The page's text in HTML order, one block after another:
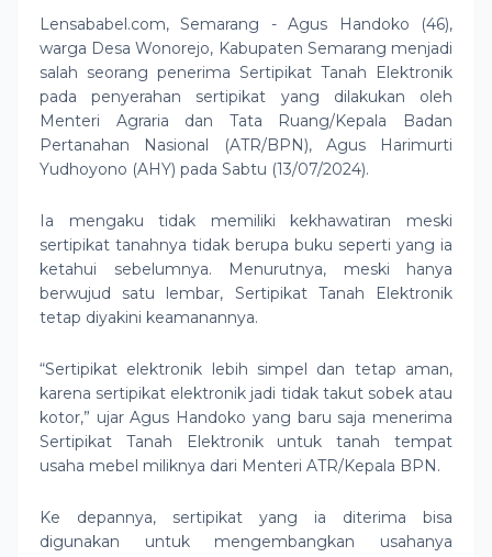
Lensababel.com, Semarang - Agus Handoko (46),
warga Desa Wonorejo, Kabupaten Semarang menjadi
salah seorang penerima Sertipikat Tanah Elektronik
pada penyerahan sertipikat yang dilakukan oleh
Menteri Agraria dan Tata Ruang/Kepala Badan
Pertanahan Nasional (ATR/BPN), Agus Harimurti
Yudhoyono (AHY) pada Sabtu (13/07/2024).
Ia mengaku tidak memiliki kekhawatiran meski
sertipikat tanahnya tidak berupa buku seperti yang ia
ketahui sebelumnya. Menurutnya, meski hanya
berwujud satu lembar, Sertipikat Tanah Elektronik
tetap diyakini keamanannya.
“Sertipikat elektronik lebih simpel dan tetap aman,
karena sertipikat elektronik jadi tidak takut sobek atau
kotor,” ujar Agus Handoko yang baru saja menerima
Sertipikat Tanah Elektronik untuk tanah tempat
usaha mebel miliknya dari Menteri ATR/Kepala BPN.
Ke depannya, sertipikat yang ia diterima bisa
digunakan untuk mengembangkan usahanya